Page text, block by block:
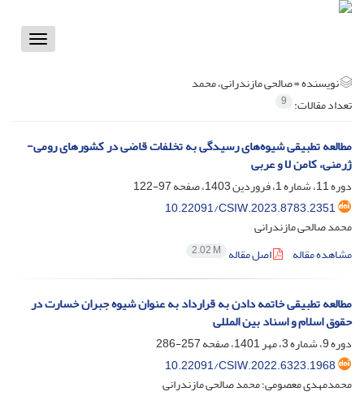
Toggle
نویسنده =صالحی مازندرانی، محمد
تعداد مقالات: 9
مطالعه تطبیقی شیوه‌‌های رسیدگی به تخلفات قاضی در کشورهای رومی-
ژرمنی، کامن لا و عربی
دوره 11، شماره 1، فروردین 1403، صفحه
97-122
10.22091/CSIW.2023.8783.2351
محمد صالحی مازندرانی
مشاهده مقاله
اصل مقاله 2.02 M
مطالعه تطبیقی خاتمه دادن به قرارداد به عنوان شیوه جبران خسارت در
حقوق اسلام و اسناد بین المللی
دوره 9، شماره 3، مهر 1401، صفحه
257-286
10.22091/CSIW.2022.6323.1968
محمدمهدی معصومی؛ محمد صالحی مازندرانی